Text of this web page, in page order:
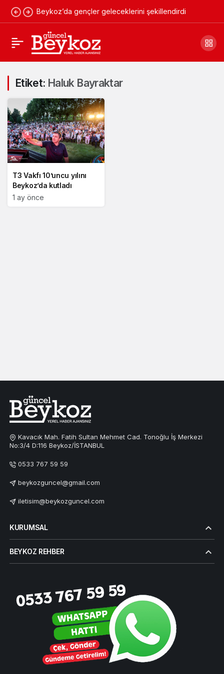
Beykoz’da gençler geleceklerini şekillendirdi
Etiket: Haluk Bayraktar
T3 Vakfı 10’uncu yılını
Beykoz’da kutladı
1 ay önce
Kavacık Mah. Fatih Sultan Mehmet Cad. Tonoğlu İş Merkezi
No:3/4 D:116 Beykoz/İSTANBUL
0533 767 59 59
beykozguncel@gmail.com
iletisim@beykozguncel.com
KURUMSAL
BEYKOZ REHBER